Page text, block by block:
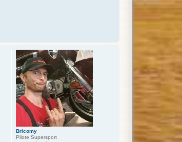
Bricomy
Pilote Supersport